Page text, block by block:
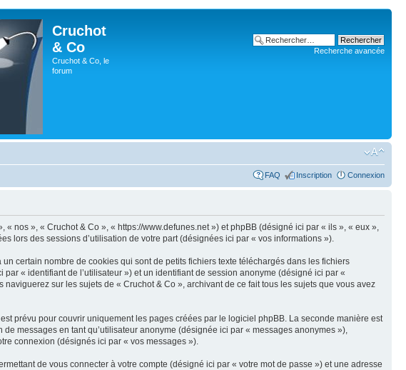
Cruchot
& Co
Cruchot & Co, le
forum
Recherche avancée
FAQ Inscription Connexion
nos », « Cruchot & Co », « https://www.defunes.net ») et phpBB (désigné ici par « ils », « eux »,
lors des sessions d’utilisation de votre part (désignées ici par « vos informations »).
certain nombre de cookies qui sont de petits fichiers texte téléchargés dans les fichiers
« identifiant de l’utilisateur ») et un identifiant de session anonyme (désigné ici par «
sur les sujets de « Cruchot & Co », archivant de ce fait tous les sujets que vous avez
prévu pour couvrir uniquement les pages créées par le logiciel phpBB. La seconde manière est
messages en tant qu’utilisateur anonyme (désignée ici par « messages anonymes »),
connexion (désignés ici par « vos messages »).
de vous connecter à votre compte (désigné ici par « votre mot de passe ») et une adresse